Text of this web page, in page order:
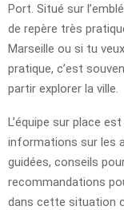
Port. Situé sur
de repère très
Marseille ou si tu
pratique, c’est
partir explorer la ville.
L’équipe sur place
informations sur les
guidées, conseils
recommandations
dans cette situation